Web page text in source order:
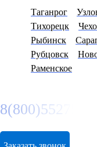
Таганрог
Тихорецк
Рыбинск
Рубцовск
Раменское
8(800)5527584